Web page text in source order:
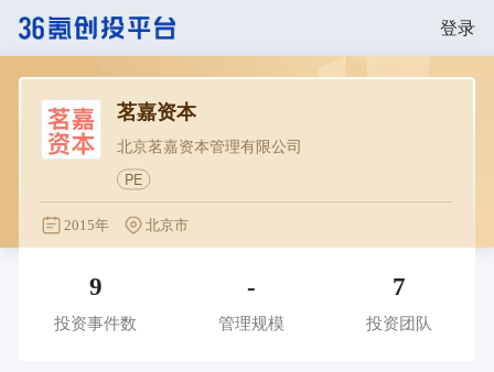
登录
茗嘉资本
北京茗嘉资本管理有限公司
PE
2015年 北京市
9
投资事件数
-
管理规模
7
投资团队